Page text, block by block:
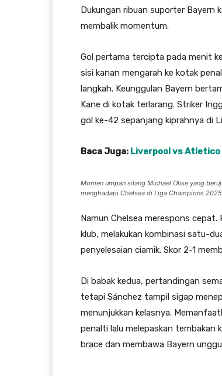
Dukungan ribuan suporter Bayern
membalik momentum.
Gol pertama tercipta pada menit
sisi kanan mengarah ke kotak
langkah. Keunggulan Bayern
Kane di kotak terlarang. Striker
gol ke-42 sepanjang kiprahnya di
Baca Juga: Liverpool vs Atletico
Momen umpan silang Michael Olise yang
menghadapi Chelsea di Liga Champions
Namun Chelsea merespons
klub, melakukan kombinasi satu-
penyelesaian ciamik. Skor 2-1
Di babak kedua, pertandingan
tetapi Sánchez tampil sigap
menunjukkan kelasnya.
penalti lalu melepaskan tembakan
brace dan membawa Bayern